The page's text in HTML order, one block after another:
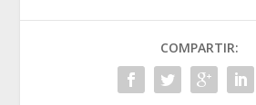
COMPARTIR: